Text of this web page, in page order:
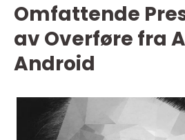
Omfattende
av Overføre fra
Android